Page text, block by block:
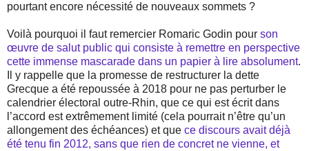
pourtant encore nécessité de nouveaux sommets ?
Voilà pourquoi il faut remercier Romaric Godin pour son
œuvre de salut public qui consiste à remettre en perspective
cette immense mascarade dans un papier à lire absolument.
Il y rappelle que la promesse de restructurer la dette
Grecque a été repoussée à 2018 pour ne pas perturber le
calendrier électoral outre-Rhin, que ce qui est écrit dans
l’accord est extrêmement limité (cela pourrait n’être qu’un
allongement des échéances) et que ce discours avait déjà
été tenu fin 2012, sans que rien de concret ne vienne, et